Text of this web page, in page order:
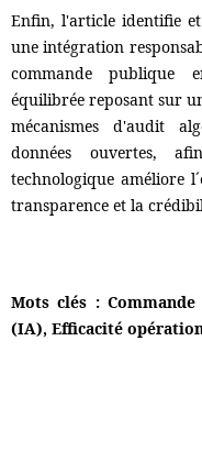
Enfin, l'article identifie et
une intégration
commande publique
équilibrée reposant sur
mécanismes d'audit
données ouvertes,
technologique améliore
transparence et la
Mots clés :
(IA), Efficacité